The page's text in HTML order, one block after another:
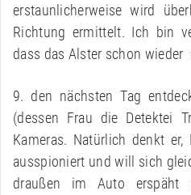
erstaunlicherweise wird
Richtung ermittelt. Ich bin
dass das Alster schon wieder
9. den nächsten Tag
(dessen Frau die Detektei
Kameras. Natürlich denkt
ausspioniert und will sich
draußen im Auto